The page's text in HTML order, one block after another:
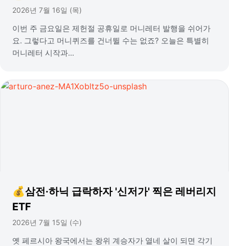
2026년 7월 16일 (목)
이번 주 금요일은 제헌절 공휴일로 머니레터 발행을 쉬어가
요. 그렇다고 머니퀴즈를 건너뛸 수는 없죠? 오늘은 특별히
머니레터 시작과...
💰삼전·하닉 급락하자 '신저가' 찍은 레버리지
ETF
2026년 7월 15일 (수)
옛 페르시아 왕국에서는 왕위 계승자가 열네 살이 되면 각기